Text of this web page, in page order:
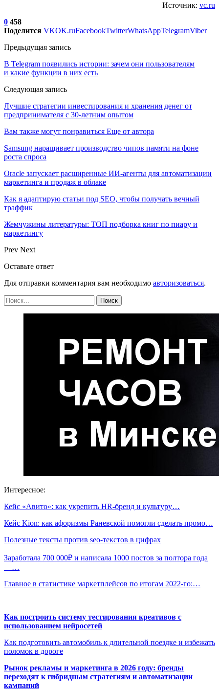
Источник: vc.ru
0 458
Поделится VKOK.ruFacebookTwitterWhatsAppTelegramViber
Предыдущая запись
В Telegram появились истории: зачем они пользователям
и какие функции в них есть
Следующая запись
Лучшие стратегии инвестирования и хранения денег от
предпринимателя с 30-летним опытом
Вам также могут понравиться Еще от автора
Samsung наращивает производство чипов памяти на фоне
роста спроса
Oracle запускает расширенные ИИ‑агенты для автоматизации
маркетинга и продаж в облаке
Как я адаптирую статьи под SEO, чтобы получать вечный
траффик
Жемчужины литературы: ТОП подборка книг по пиару и
маркетингу
Prev Next
Оставьте ответ
Для отправки комментария вам необходимо авторизоваться.
Интересное:
Кейс «Авито»: как укрепить HR-бренд и культуру…
Кейс Kion: как афоризмы Раневской помогли сделать промо…
Полезные тексты против seo-текстов в цифрах
Заработала 700 000₽ и написала 1000 постов за полтора года
—…
Главное в статистике маркетплейсов по итогам 2022‑го:…
Как построить систему тестирования креативов с
использованием нейросетей
Как подготовить автомобиль к длительной поездке и избежать
поломок в дороге
Рынок рекламы и маркетинга в 2026 году: бренды
переходят к гибридным стратегиям и автоматизации
кампаний